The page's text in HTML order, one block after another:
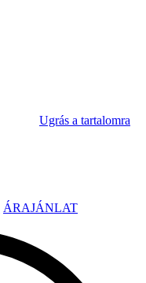
Ugrás a tartalomra
ÁRAJÁNLAT